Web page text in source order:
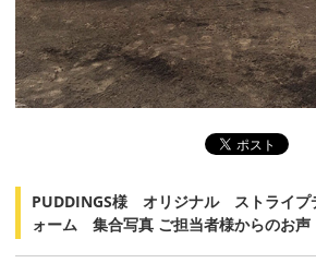
PUDDINGS様 オリジナル ストライ
ォーム 集合写真 ご担当者様からのお声